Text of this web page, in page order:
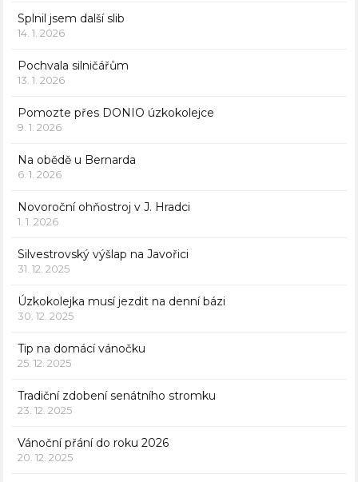
Splnil jsem další slib
14. 1. 2026
Pochvala silničářům
13. 1. 2026
Pomozte přes DONIO úzkokolejce
9. 1. 2026
Na obědě u Bernarda
6. 1. 2026
Novoroční ohňostroj v J. Hradci
1. 1. 2026
Silvestrovský výšlap na Javořici
31. 12. 2025
Úzkokolejka musí jezdit na denní bázi
30. 12. 2025
Tip na domácí vánočku
25. 12. 2025
Tradiční zdobení senátního stromku
23. 12. 2025
Vánoční přání do roku 2026
20. 12. 2025